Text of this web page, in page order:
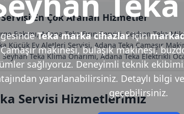
Teka marka cihazlariçin
makinesi, bulaşık makinesi,
sağlıyoruz. Deneyimli teknik
yararlanabilirsiniz. Detaylı bilgi
geçebilirsiniz.
En Çok Aranan Hizmetler
Bakımı, Adana Teka Fırın Servisi, Seyhan Teka
Küçük Ev Aletleri Servisi, Adana Teka Çamaşır
Seyhan Teka Klima Onarımı, Adana Teka Elektrikli
Servisi Hizmetlerimiz